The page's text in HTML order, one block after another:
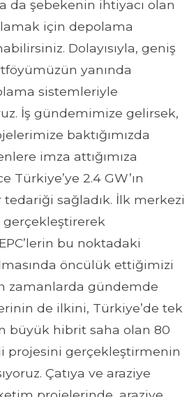
da şebekenin ihtiyacı olan
için depolama
Dolayısıyla, geniş
yanında
sistemleriyle
İş gündemimize gelirsek,
baktığımızda
imza attığımıza
Türkiye’ye 2.4 GW’ın
sağladık. İlk merkezi
bu noktadaki
öncülük ettiğimizi
zamanlarda gündemde
de ilkini, Türkiye’de tek
büyük hibrit saha olan 80
projesini gerçekleştirmenin
Çatıya ve araziye